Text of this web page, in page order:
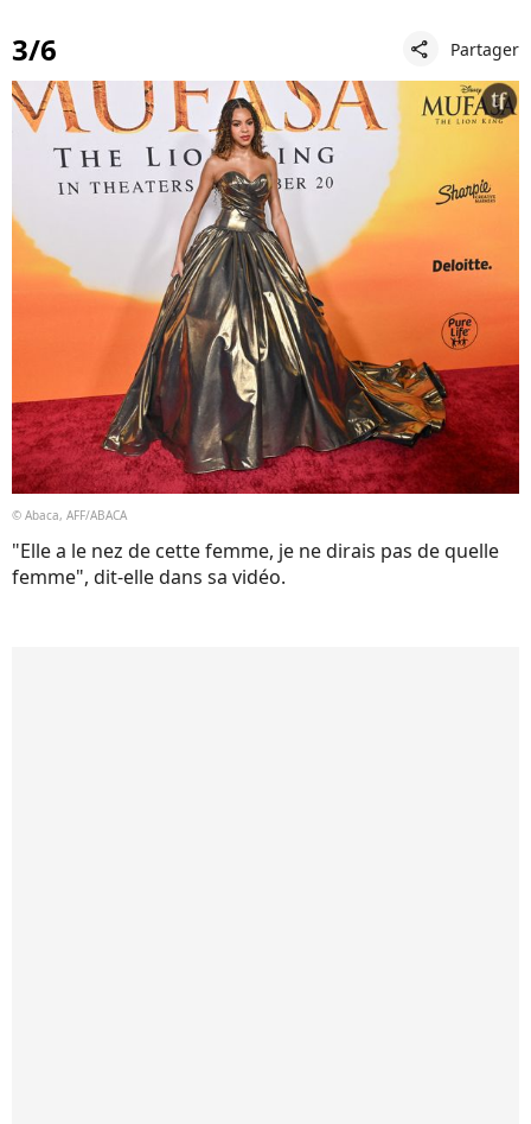
3/6 share Partager
© Abaca, AFF/ABACA
"Elle a le nez de cette femme, je ne dirais pas de quelle
femme", dit-elle dans sa vidéo.